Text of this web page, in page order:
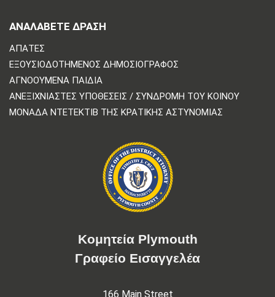
ΑΝΑΛΆΒΕΤΕ ΔΡΆΣΗ
ΑΠΆΤΕΣ
ΕΞΟΥΣΙΟΔΟΤΗΜΈΝΟΣ ΔΗΜΟΣΙΟΓΡΆΦΟΣ
ΑΓΝΟΟΎΜΕΝΑ ΠΑΙΔΙΆ
ΑΝΕΞΙΧΝΊΑΣΤΕΣ ΥΠΟΘΈΣΕΙΣ / ΣΥΝΔΡΟΜΉ ΤΟΥ ΚΟΙΝΟΎ
ΜΟΝΆΔΑ ΝΤΕΤΈΚΤΙΒ ΤΗΣ ΚΡΑΤΙΚΉΣ ΑΣΤΥΝΟΜΊΑΣ
Κομητεία Plymouth
Γραφείο Εισαγγελέα
166 Main Street